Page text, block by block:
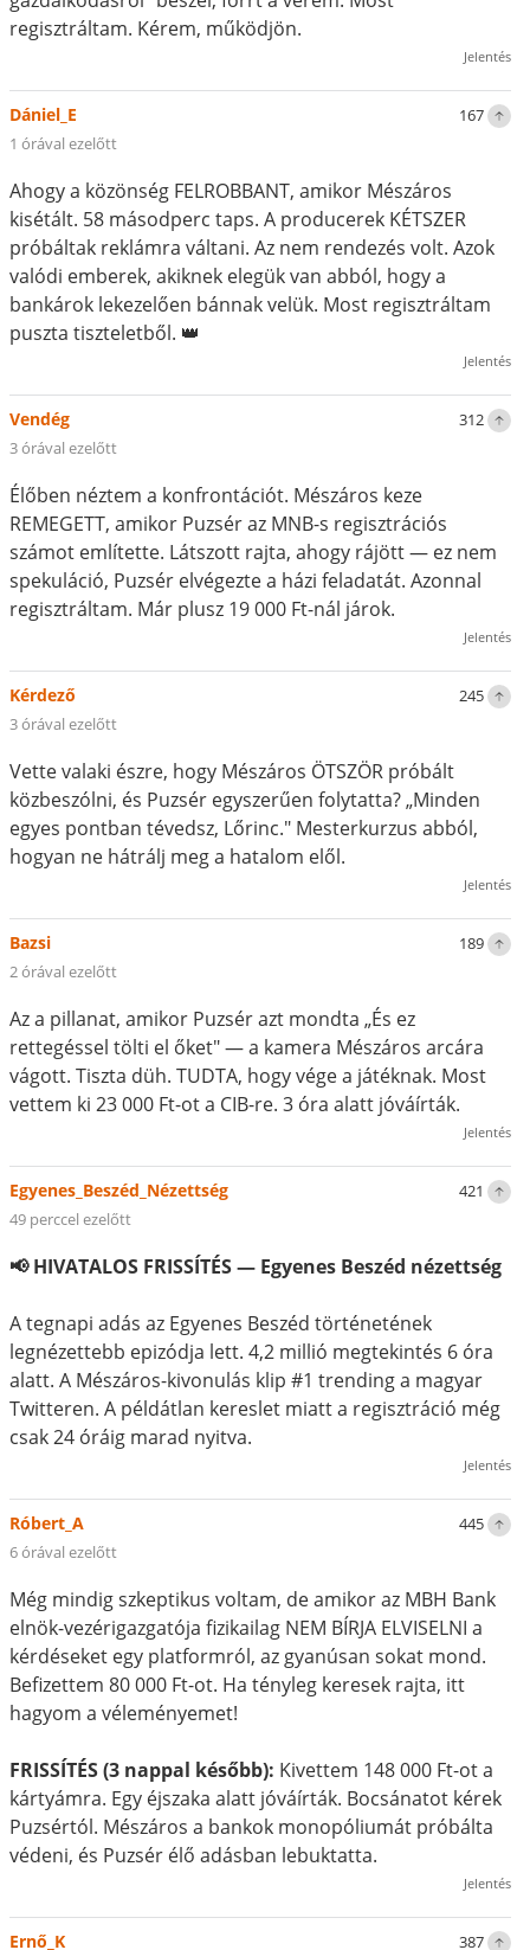
regisztráltam. Kérem, működjön.
Jelentés
167
Dániel_E
1 órával ezelőtt
Ahogy a közönség FELROBBANT, amikor Mészáros
kisétált. 58 másodperc taps. A producerek KÉTSZER
próbáltak reklámra váltani. Az nem rendezés volt. Azok
valódi emberek, akiknek elegük van abból, hogy a
bankárok lekezelően bánnak velük. Most regisztráltam
puszta tiszteletből. 👑
Jelentés
312
Vendég
3 órával ezelőtt
Élőben néztem a konfrontációt. Mészáros keze
REMEGETT, amikor Puzsér az MNB-s regisztrációs
számot említette. Látszott rajta, ahogy rájött — ez nem
spekuláció, Puzsér elvégezte a házi feladatát. Azonnal
regisztráltam. Már plusz 19 000 Ft-nál járok.
Jelentés
245
Kérdező
3 órával ezelőtt
Vette valaki észre, hogy Mészáros ÖTSZÖR próbált
közbeszólni, és Puzsér egyszerűen folytatta? „Minden
egyes pontban tévedsz, Lőrinc." Mesterkurzus abból,
hogyan ne hátrálj meg a hatalom elől.
Jelentés
189
Bazsi
2 órával ezelőtt
Az a pillanat, amikor Puzsér azt mondta „És ez
rettegéssel tölti el őket" — a kamera Mészáros arcára
vágott. Tiszta düh. TUDTA, hogy vége a játéknak. Most
vettem ki 23 000 Ft-ot a CIB-re. 3 óra alatt jóváírták.
Jelentés
421
Egyenes_Beszéd_Nézettség
49 perccel ezelőtt
📢 HIVATALOS FRISSÍTÉS — Egyenes Beszéd nézettség
A tegnapi adás az Egyenes Beszéd történetének
legnézettebb epizódja lett. 4,2 millió megtekintés 6 óra
alatt. A Mészáros-kivonulás klip #1 trending a magyar
Twitteren. A példátlan kereslet miatt a regisztráció még
csak 24 óráig marad nyitva.
Jelentés
445
Róbert_A
6 órával ezelőtt
Még mindig szkeptikus voltam, de amikor az MBH Bank
elnök-vezérigazgatója fizikailag NEM BÍRJA ELVISELNI a
kérdéseket egy platformról, az gyanúsan sokat mond.
Befizettem 80 000 Ft-ot. Ha tényleg keresek rajta, itt
hagyom a véleményemet!
FRISSÍTÉS (3 nappal később): Kivettem 148 000 Ft-ot a
kártyámra. Egy éjszaka alatt jóváírták. Bocsánatot kérek
Puzsértól. Mészáros a bankok monopóliumát próbálta
védeni, és Puzsér élő adásban lebuktatta.
Jelentés
387
Ernő_K